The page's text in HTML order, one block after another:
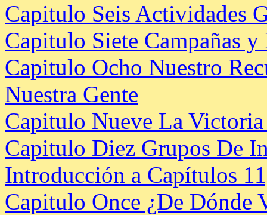
Capitulo Seis Actividades
Capitulo Siete Campañas y
Capitulo Ocho Nuestro
Nuestra Gente
Capitulo Nueve La
Capitulo Diez Grupos De
Introducción a Capítulos
Capitulo Once ¿De Dónde